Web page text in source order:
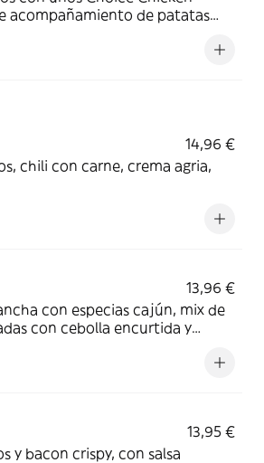
acompañamiento de patatas
14,96 €
chili con carne, crema agria,
13,96 €
con especias cajún, mix de
con cebolla encurtida y
13,95 €
y bacon crispy, con salsa